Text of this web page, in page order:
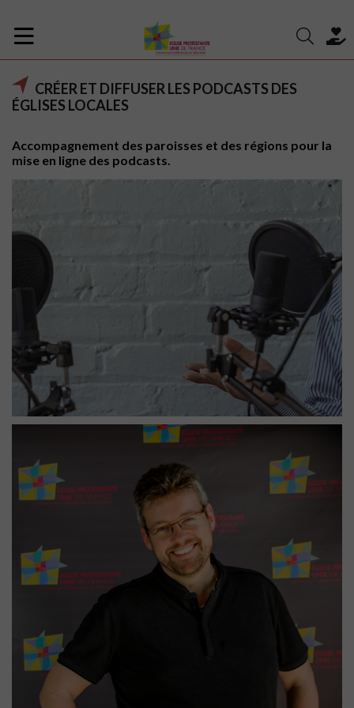
CRÉER ET DIFFUSER LES PODCASTS DES
ÉGLISES LOCALES
Accompagnement des paroisses et des régions pour la
mise en ligne des podcasts.